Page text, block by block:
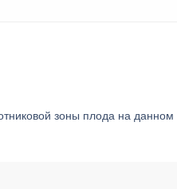
зоны плода на данном